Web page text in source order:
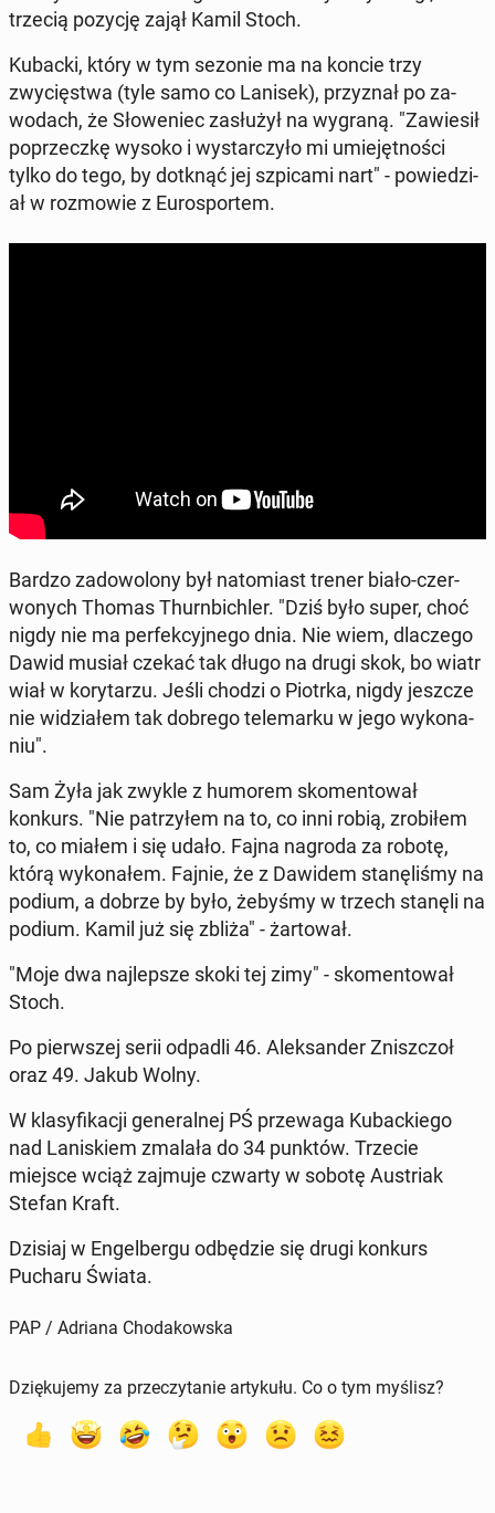
trzecią pozycję zajął Kamil Stoch.
Kubacki, który w tym sezonie ma na koncie trzy
zwycięst­wa (tyle samo co Lanisek), przyz­nał po za­
wodach, że Słowe­niec za­służył na wygraną. "Za­w­iesił
poprzeczkę wysoko i wystar­czyło mi umiejęt­noś­ci
tylko do tego, by dotknąć jej szpi­ca­mi nart" - powiedzi­
ał w roz­mowie z Eu­rosportem.
Bardzo zad­owolony był nato­mi­ast trener biało-cz­er­
wonych Thomas Thurn­bich­ler. "Dziś było super, choć
nigdy nie ma per­fek­cyjnego dnia. Nie wiem, dlaczego
Dawid musiał czekać tak długo na drugi skok, bo wiatr
wiał w ko­ry­tarzu. Jeśli chodzi o Piotrka, nigdy jeszcze
nie widzi­ałem tak dobrego tele­marku w jego wyko­na­
niu".
Sam Żyła jak zwykle z humorem sko­men­tował
konkurs. "Nie pa­trzyłem na to, co inni robią, zro­biłem
to, co miałem i się udało. Fajna nagroda za robotę,
którą wykon­ałem. Fajnie, że z Dawidem stanęliśmy na
podium, a dobrze by było, żebyśmy w trzech stanęli na
podium. Kamil już się zbliża" - żar­tował.
"Moje dwa na­jlep­sze skoki tej zimy" - sko­men­tował
Stoch.
Po pier­wszej serii odpadli 46. Alek­sander Zniszc­zoł
oraz 49. Jakub Wolny.
W klasy­fikacji gen­er­al­nej PŚ przewa­ga Kuback­iego
nad Laniskiem zmalała do 34 punktów. Trzecie
miejsce wciąż zajmuje czwarty w sobotę Aus­tri­ak
Stefan Kraft.
Dzisiaj w En­gel­ber­gu odbędzie się drugi konkurs
Pucharu Świata.
PAP / Adriana Chodakowska
Dziękujemy za przeczytanie artykułu. Co o tym myślisz?